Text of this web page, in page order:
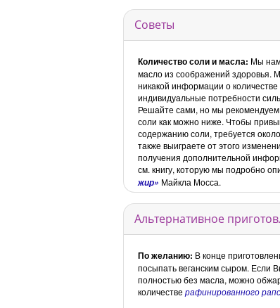
Советы
Количество соли и масла: Мы
масло из соображений здоровья.
никакой информации о количестве
индивидуальные потребности
Решайте сами, но мы
соли как можно ниже. Чтобы
содержанию соли, требуется
также выиграете от этого
получения дополнительной
см. книгу, которую мы подробно
жир» Майкла Мосса.
Альтернативное
По желанию: В конце
посыпать веганским сыром. Если
полностью без масла, можно
количестве рафинированного